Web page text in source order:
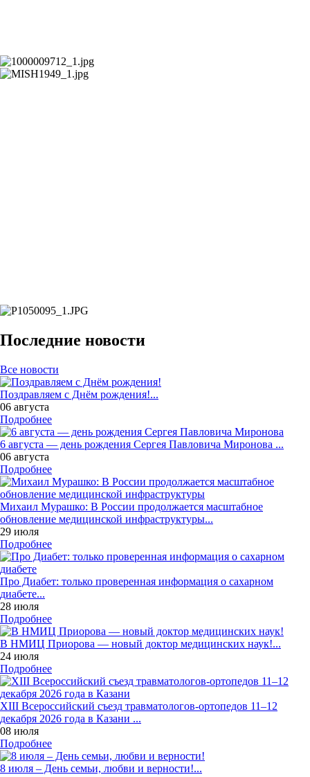
Последние новости
Все новости
Поздравляем с Днём рождения!...
06 августа
Подробнее
6 августа — день рождения Сергея Павловича Миронова ...
06 августа
Подробнее
Михаил Мурашко: В России продолжается масштабное
обновление медицинской инфраструктуры...
29 июля
Подробнее
Про Диабет: только проверенная информация о сахарном
диабете...
28 июля
Подробнее
В НМИЦ Приорова — новый доктор медицинских наук!...
24 июля
Подробнее
XIII Всероссийский съезд травматологов-ортопедов 11–12
декабря 2026 года в Казани ...
08 июля
Подробнее
8 июля – День семьи, любви и верности!...